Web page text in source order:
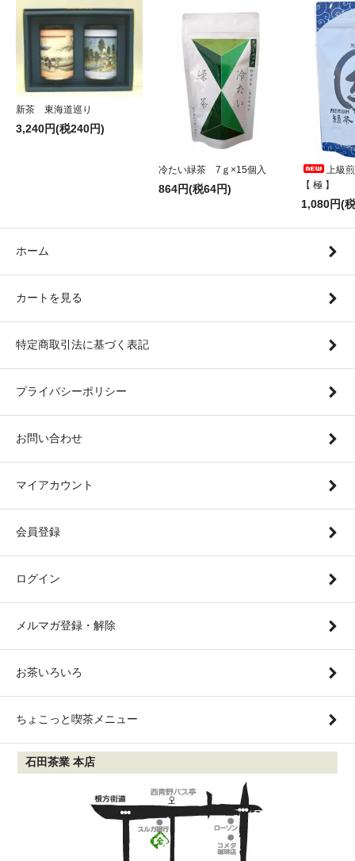
新茶 東海道巡り
3,240円(税240円)
冷たい緑茶 7ｇ×15個入
864円(税64円)
上級
【 極 】
1,080円(
ホーム
カートを見る
特定商取引法に基づく表記
プライバシーポリシー
お問い合わせ
マイアカウント
会員登録
ログイン
メルマガ登録・解除
お茶いろいろ
ちょこっと喫茶メニュー
石田茶業 本店